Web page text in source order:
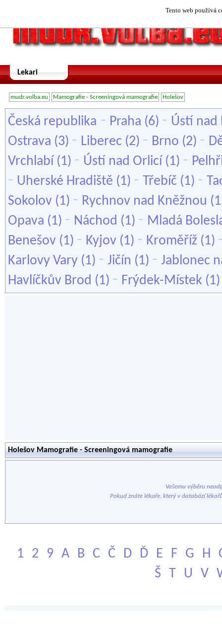
Tento web používá
Lekari
mudr.volba.eu Mamografie - Screeningová mamografie Holešov
Česká republika - Praha (6) - Ústí nad
Ostrava (3) - Liberec (2) - Brno (2) -
Vrchlabí (1) - Ústí nad Orlicí (1) -
- Uherské Hradiště (1) - Třebíč (1) -
Sokolov (1) - Rychnov nad Kněžnou
Opava (1) - Náchod (1) - Mladá
Benešov (1) - Kyjov (1) - Kroměříž (1)
Karlovy Vary (1) - Jičín (1) - Jablonec
Havlíčkův Brod (1) - Frýdek-Místek (1)
Holešov Mamografie - Screeningová mamografie
Vašemu výběru
Pokud znáte lékaře, který v databází
1 2 9 A B C Č D Ď E F G H
Š
T U V